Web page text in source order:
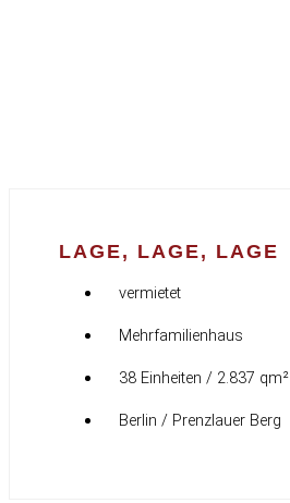
LAGE, LAGE, LAGE
vermietet
Mehrfamilienhaus
38 Einheiten / 2.837 qm²
Berlin / Prenzlauer Berg